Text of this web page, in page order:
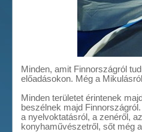
Minden, amit Finnországról
előadásokon. Még a
Minden területet érintenek
beszélnek majd
a nyelvoktatásról, a zenéről,
konyhaművészetről, sőt még